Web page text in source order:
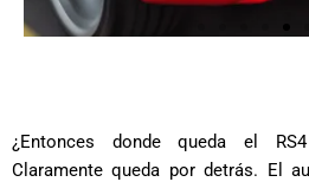
¿Entonces donde queda el
Claramente queda por detrás. El